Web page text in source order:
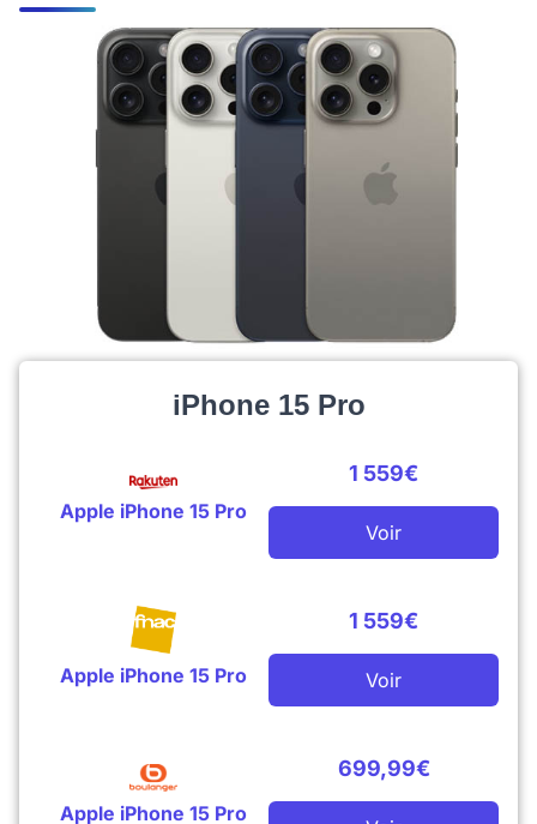
iPhone 15 Pro
Apple iPhone 15 Pro
1 559€
Voir
Apple iPhone 15 Pro
1 559€
Voir
Apple iPhone 15 Pro
699,99€